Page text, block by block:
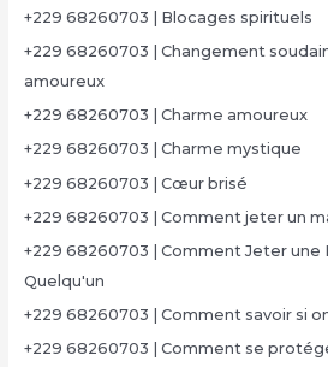
+229 68260703 | Blocages spirituels
+229 68260703 | Changement
amoureux
+229 68260703 | Charme amoureux
+229 68260703 | Charme mystique
+229 68260703 | Cœur brisé
+229 68260703 | Comment jeter un
+229 68260703 | Comment Jeter une
Quelqu'un
+229 68260703 | Comment savoir si
+229 68260703 | Comment se